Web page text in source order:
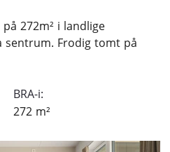
272m² i landlige
sentrum. Frodig tomt på
BRA-i:
272 m²